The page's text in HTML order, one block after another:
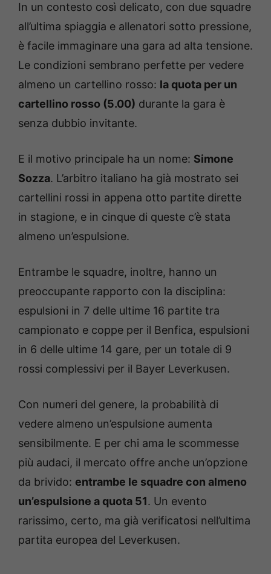
In un contesto così delicato, con due squadre
all’ultima spiaggia e allenatori sotto pressione,
è facile immaginare una gara ad alta tensione.
Le condizioni sembrano perfette per vedere
almeno un cartellino rosso: la quota per un
cartellino rosso (5.00) durante la gara è
senza dubbio invitante.
E il motivo principale ha un nome: Simone
Sozza. L’arbitro italiano ha già mostrato sei
cartellini rossi in appena otto partite dirette
in stagione, e in cinque di queste c’è stata
almeno un’espulsione.
Entrambe le squadre, inoltre, hanno un
preoccupante rapporto con la disciplina:
espulsioni in 7 delle ultime 16 partite tra
campionato e coppe per il Benfica, espulsioni
in 6 delle ultime 14 gare, per un totale di 9
rossi complessivi per il Bayer Leverkusen.
Con numeri del genere, la probabilità di
vedere almeno un’espulsione aumenta
sensibilmente. E per chi ama le scommesse
più audaci, il mercato offre anche un’opzione
da brivido: entrambe le squadre con almeno
un’espulsione a quota 51. Un evento
rarissimo, certo, ma già verificatosi nell’ultima
partita europea del Leverkusen.